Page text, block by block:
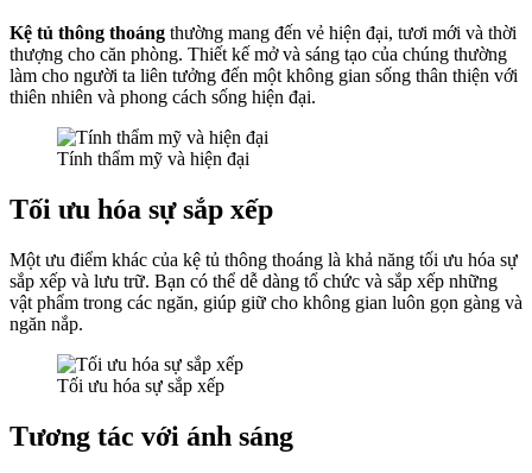
Kệ tủ thông thoáng thường mang đến vẻ hiện đại, tươi mới và thời
thượng cho căn phòng. Thiết kế mở và sáng tạo của chúng thường
làm cho người ta liên tưởng đến một không gian sống thân thiện với
thiên nhiên và phong cách sống hiện đại.
Tính thẩm mỹ và hiện đại
Tối ưu hóa sự sắp xếp
Một ưu điểm khác của kệ tủ thông thoáng là khả năng tối ưu hóa sự
sắp xếp và lưu trữ. Bạn có thể dễ dàng tổ chức và sắp xếp những
vật phẩm trong các ngăn, giúp giữ cho không gian luôn gọn gàng và
ngăn nắp.
Tối ưu hóa sự sắp xếp
Tương tác với ánh sáng